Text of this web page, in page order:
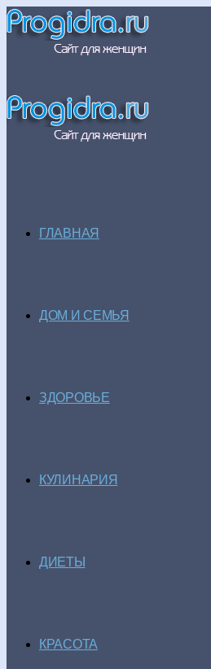
ГЛАВНАЯ
ДОМ И СЕМЬЯ
ЗДОРОВЬЕ
КУЛИНАРИЯ
ДИЕТЫ
КРАСОТА